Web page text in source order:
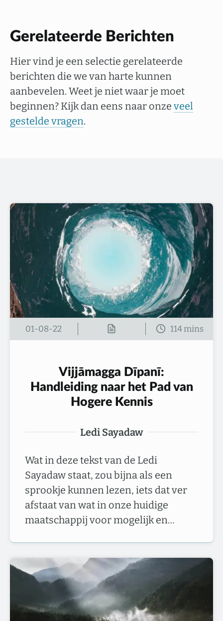
Gerelateerde Berichten
Hier vind je een selectie gerelateerde
berichten die we van harte kunnen
aanbevelen. Weet je niet waar je moet
beginnen? Kijk dan eens naar onze veel
gestelde vragen.
01-08-22
Vijjāmagga Dīpanī:
Handleiding naar het Pad van
Hogere Kennis
Ledi Sayadaw
Wat in deze tekst van de Ledi
Sayadaw staat, zou bijna als een
sprookje kunnen lezen, iets dat ver
afstaat van wat in onze huidige
maatschappij voor mogelijk en…